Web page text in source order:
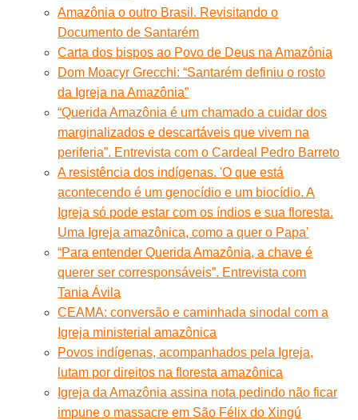
Amazônia o outro Brasil. Revisitando o
Documento de Santarém
Carta dos bispos ao Povo de Deus na Amazônia
Dom Moacyr Grecchi: “Santarém definiu o rosto
da Igreja na Amazônia”
“Querida Amazônia é um chamado a cuidar dos
marginalizados e descartáveis que vivem na
periferia”. Entrevista com o Cardeal Pedro Barreto
A resistência dos indígenas. 'O que está
acontecendo é um genocídio e um biocídio. A
Igreja só pode estar com os índios e sua floresta.
Uma Igreja amazônica, como a quer o Papa'
“Para entender Querida Amazônia, a chave é
querer ser corresponsáveis”. Entrevista com
Tania Ávila
CEAMA: conversão e caminhada sinodal com a
Igreja ministerial amazônica
Povos indígenas, acompanhados pela Igreja,
lutam por direitos na floresta amazônica
Igreja da Amazônia assina nota pedindo não ficar
impune o massacre em São Félix do Xingú